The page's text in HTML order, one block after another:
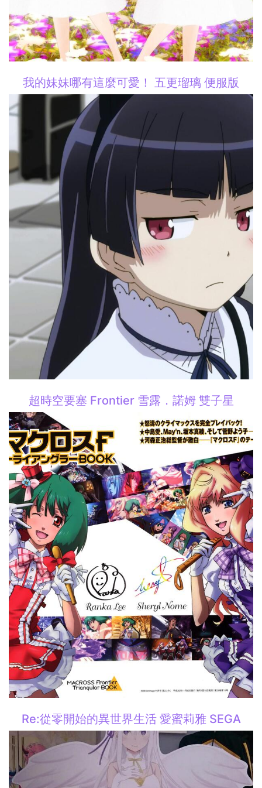
我的妹妹哪有這麼可愛！ 五更瑠璃 便服版
超時空要塞 Frontier 雪露．諾姆 雙子星
Re:從零開始的異世界生活 愛蜜莉雅 SEGA